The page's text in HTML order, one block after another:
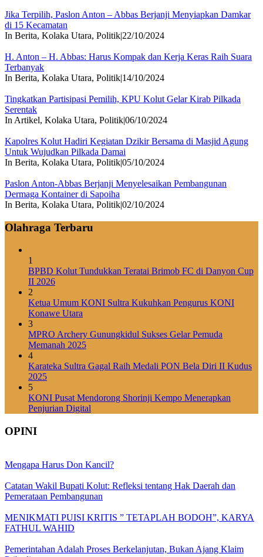
Jika Terpilih, Paslon Anton – Abbas Berjanji Menyiapkan Damkar
di 15 Kecamatan
In Berita, Kolaka Utara, Politik|22/10/2024
H. Anton – H. Abbas: Harus Kompak dan Kerja Keras Raih Suara
Terbanyak
In Berita, Kolaka Utara, Politik|14/10/2024
Tingkatkan Partisipasi Pemilih, KPU Kolut Gelar Kirab Pilkada
Serentak
In Artikel, Kolaka Utara, Politik|06/10/2024
Kapolres Kolut Hadiri Kegiatan Dzikir Bersama di Masjid Agung
Untuk Wujudkan Pilkada Damai
In Berita, Kolaka Utara, Politik|05/10/2024
Paslon Anton-Abbas Berjanji Menyelesaikan Pembangunan
Dermaga Kontainer di Sapoiha
In Berita, Kolaka Utara, Politik|02/10/2024
Olahraga Terbaru
1
BPBD Kolut Tundukkan Teratai Brimob FC di Danyon Cup
II 2026
2
Ketua Umum KONI Sultra Kukuhkan Pengurus KONI
Konawe Utara
3
MPRO Archery Gunungkidul Sukses Gelar Pemuda
Memanah 2025
4
Karateka Sultra Gagal Raih Medali PON Bela Diri II Kudus
2025
5
KONI Pusat Mendorong Shorinji Kempo Menerapkan
Penjurian Digital
OPINI
Mengapa Harus Don Kancil?
Catatan Wakil Bupati Kolut: Refleksi tentang Hak Daerah dan
Pemerataan Pembangunan
MENIKMATI PUISI KRITIS ” TETAPLAH BODOH”, KARYA
FATHUL WAHID
Pemerintahan Adalah Proses Berkelanjutan, Bukan Ajang Klaim